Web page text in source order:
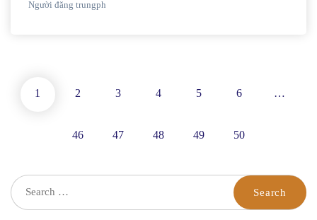
Người đăng trungph
1 2 3 4 5 6 …
46 47 48 49 50